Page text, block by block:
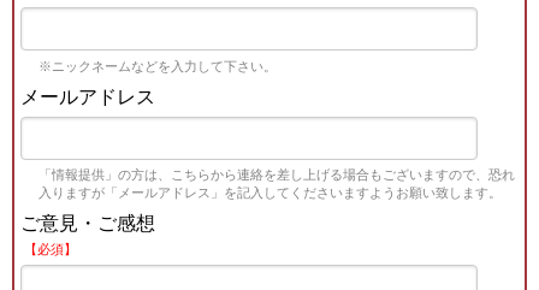
※ニックネームなどを入力して下さい。
メールアドレス
「情報提供」の方は、こちらから連絡を差し上げる場合もございますので、恐れ
入りますが「メールアドレス」を記入してくださいますようお願い致します。
ご意見・ご感想
【必須】